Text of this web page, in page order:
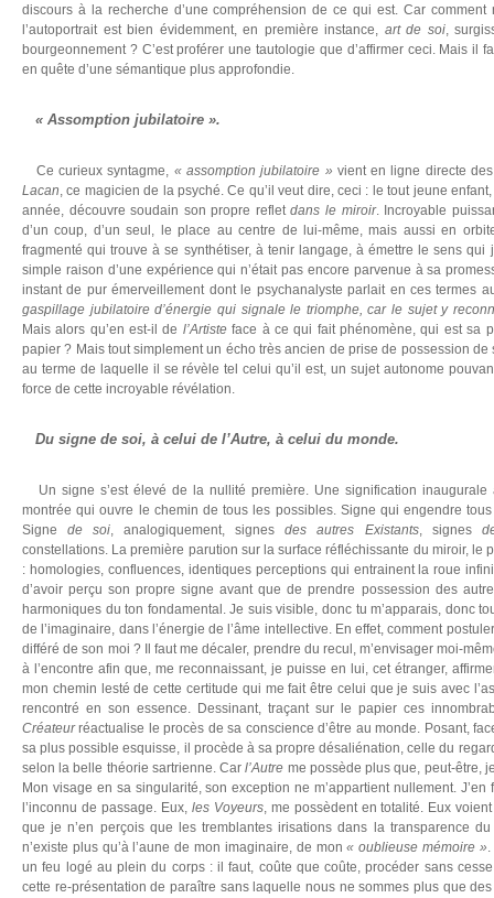
discours à la recherche d’une compréhension de ce qui est. Car comment
l’autoportrait est bien évidemment, en première instance, art de soi,
bourgeonnement ? C’est proférer une tautologie que d’affirmer ceci. Mais il
en quête d’une sémantique plus approfondie.
« Assomption jubilatoire ».
Ce curieux syntagme, « assomption jubilatoire » vient en ligne directe
Lacan, ce magicien de la psyché. Ce qu’il veut dire, ceci : le tout jeune
année, découvre soudain son propre refletdans le miroir. Incroyable
d’un coup, d’un seul, le place au centre de lui-même, mais aussi en
fragmenté qui trouve à se synthétiser, à tenir langage, à émettre le sens qui
simple raison d’une expérience qui n’était pas encore parvenue à sa
instant de pur émerveillement dont le psychanalyste parlait en ces termes
gaspillage jubilatoire d’énergie qui signale le triomphe, car le sujet y
Mais alors qu’en est-il de l’Artisteface à ce qui fait phénomène, qui est sa
papier ? Mais tout simplement un écho très ancien de prise de possession
au terme de laquelle il se révèle tel celui qu’il est, un sujet autonome
force de cette incroyable révélation.
Du signe de soi, à celui de l’Autre, à celui du monde.
Un signe s’est élevé de la nullité première. Une signification inaugurale
montrée qui ouvre le chemin de tous les possibles. Signe qui engendre
Signede soi, analogiquement, signesdes autres Existants, signes
constellations. La première parution sur la surface réfléchissante du miroir, le
: homologies, confluences, identiques perceptions qui entrainent la roue
d’avoir perçu son propre signe avant que de prendre possession des
harmoniques du ton fondamental. Je suis visible, donc tu m’apparais, donc
de l’imaginaire, dans l’énergie de l’âme intellective. En effet, comment
différé de son moi ? Il faut me décaler, prendre du recul, m’envisager moi-
à l’encontre afin que, me reconnaissant, je puisse en lui, cet étranger,
mon chemin lesté de cette certitude qui me fait être celui que je suis avec
rencontré en son essence. Dessinant, traçant sur le papier ces
Créateurréactualise le procès de sa conscience d’être au monde. Posant,
sa plus possible esquisse, il procède à sa propre désaliénation, celle du
selon la belle théorie sartrienne. Carl’Autre me possède plus que, peut-être,
Mon visage en sa singularité, son exception ne m’appartient nullement. J’en
l’inconnu de passage. Eux, les Voyeurs, me possèdent en totalité. Eux
que je n’en perçois que les tremblantes irisations dans la transparence
n’existe plus qu’à l’aune de mon imaginaire, de mon« oublieuse mémoire »
un feu logé au plein du corps : il faut, coûte que coûte, procéder sans
cette re-présentation de paraître sans laquelle nous ne sommes plus que